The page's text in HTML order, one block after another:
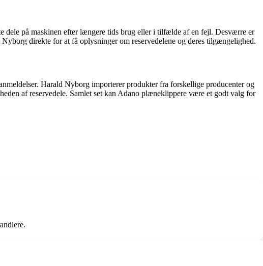
på maskinen efter længere tids brug eller i tilfælde af en fejl. Desværre er
direkte for at få oplysninger om reservedelene og deres tilgængelighed.
Harald Nyborg importerer produkter fra forskellige producenter og
af reservedele. Samlet set kan Adano plæneklippere være et godt valg for